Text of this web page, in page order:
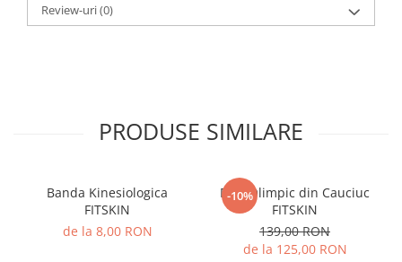
Review-uri(0)
PRODUSE SIMILARE
Banda Kinesiologica
FITSKIN
de la 8,00 RON
-10%
Disc Olimpic din Cauciuc
FITSKIN
139,00 RON
de la 125,00 RON